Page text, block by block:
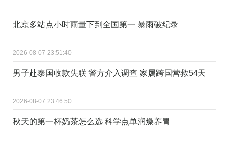
北京多站点小时雨量下到全国第一 暴雨破纪录
2026-08-07 23:51:40
男子赴泰国收款失联 警方介入调查 家属跨国营救54天
2026-08-07 23:46:50
秋天的第一杯奶茶怎么选 科学点单润燥养胃